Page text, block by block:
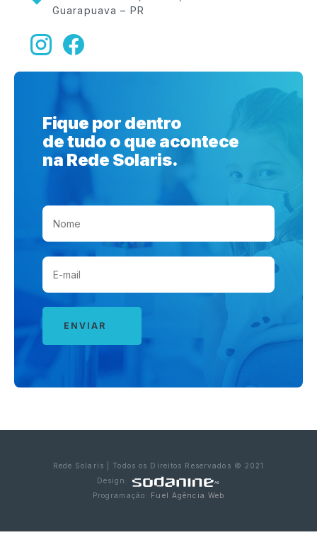
Guarapuava – PR
Fique por dentro
de tudo o que acontece
na Rede Solaris.
Rede Solaris | Todos os Direitos Reservados © 2021
Design:
Programação:
Fuel Agência Web